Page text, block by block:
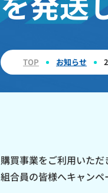
TOP お知らせ
購買事業をご利用いただ
組合員の皆様へキャンペ